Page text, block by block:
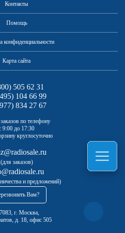
Контакты
Помощь
конфиденциальности
Карта сайта
505 62 31
104 66 99
834 27 67
по телефону
9:00 до 17:30
круглосуточно
(для заказов)
и предложений)
Вам?
г. Москва,
д. 18, офис 505